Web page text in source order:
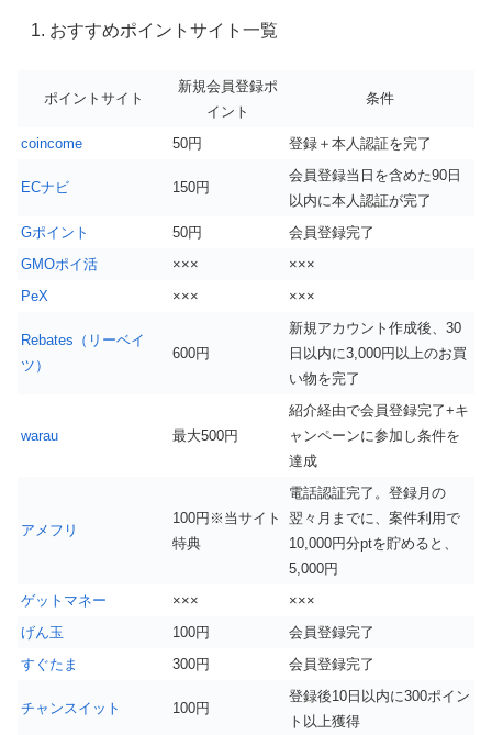
おすすめポイントサイト一覧
ポイントサイト
新規会員登録ポ
イント
条件
coincome 50円 登録＋本人認証を完了
ECナビ 150円
会員登録当日を含めた90日
以内に本人認証が完了
Gポイント
50円
会員登録完了
GMOポイ活
×××
×××
PeX
××× ×××
Rebates（リーベイ
ツ）
600円
新規アカウント作成後、30
日以内に3,000円以上のお買
い物を完了
warau 最大500円
紹介経由で会員登録完了+キ
ャンペーンに参加し条件を
達成
アメフリ
100円※当サイト
特典
電話認証完了。登録月の
翌々月までに、案件利用で
10,000円分ptを貯めると、
5,000円
ゲットマネー
×××
×××
げん玉
100円
会員登録完了
すぐたま
300円 会員登録完了
チャンスイット 100円
登録後10日以内に300ポイン
ト以上獲得